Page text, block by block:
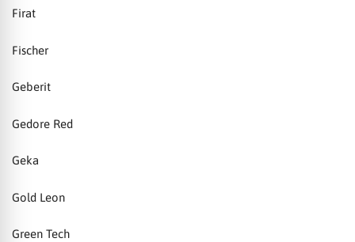
Firat
Fischer
Geberit
Gedore Red
Geka
Gold Leon
Green Tech